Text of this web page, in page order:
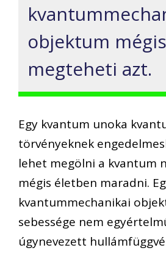
objektum mégis
megteheti azt.
Egy kvantum unoka
törvényeknek
lehet megölni a kvantum
mégis életben maradni.
kvantummechanikai
sebessége nem
úgynevezett